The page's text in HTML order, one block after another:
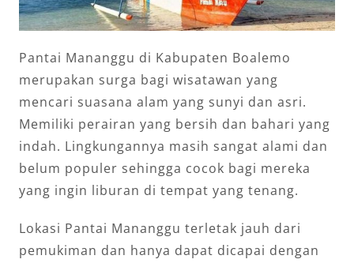
Pantai Mananggu di Kabupaten Boalemo
merupakan surga bagi wisatawan yang
mencari suasana alam yang sunyi dan asri.
Memiliki perairan yang bersih dan bahari yang
indah. Lingkungannya masih sangat alami dan
belum populer sehingga cocok bagi mereka
yang ingin liburan di tempat yang tenang.
Lokasi Pantai Mananggu terletak jauh dari
pemukiman dan hanya dapat dicapai dengan